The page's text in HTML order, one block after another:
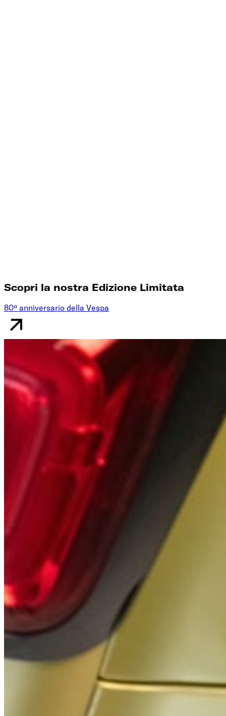
Scopri la nostra Edizione Limitata
80º anniversario della Vespa